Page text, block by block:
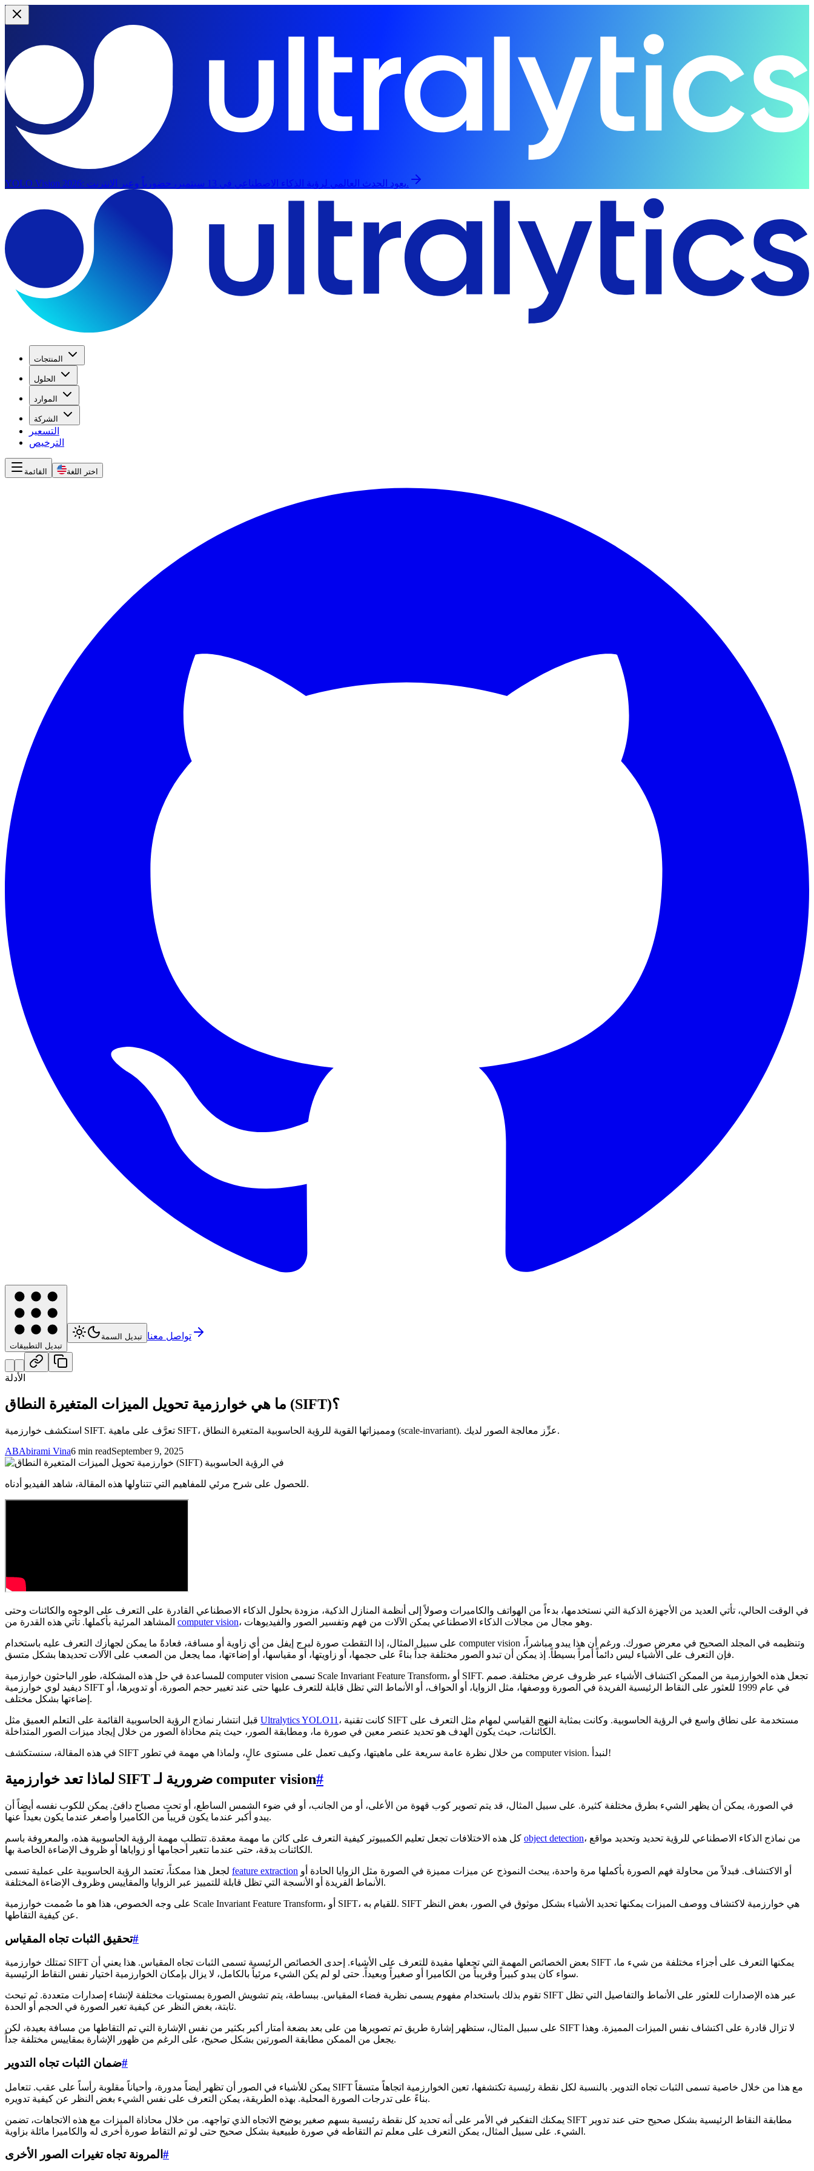
YOLO Vision 2026: يعود الحدث العالمي لرؤية الذكاء الاصطناعي في 13 سبتمبر، حضورياً وعبر الإنترنت.
المنتجات
الحلول
الموارد
الشركة
التسعير
الترخيص
القائمة اختر اللغة
تبديل التطبيقات
تبديل السمة تواصل معنا
الأدلة
ما هي خوارزمية تحويل الميزات المتغيرة النطاق (SIFT)؟
استكشف خوارزمية SIFT. تعرَّف على ماهية SIFT، ومميزاتها القوية للرؤية الحاسوبية المتغيرة النطاق (scale-invariant). عزِّز معالجة الصور لديك.
ABAbirami Vina6 min readSeptember 9, 2025
للحصول على شرح مرئي للمفاهيم التي تتناولها هذه المقالة، شاهد الفيديو أدناه.
في الوقت الحالي، تأتي العديد من الأجهزة الذكية التي نستخدمها، بدءاً من الهواتف والكاميرات وصولاً إلى أنظمة المنازل الذكية، مزودة بحلول الذكاء الاصطناعي القادرة على التعرف على الوجوه والكائنات وحتى
computer vision ، وهو مجال من مجالات الذكاء الاصطناعي يمكن الآلات من فهم وتفسير الصور والفيديوهات.
على سبيل المثال، إذا التقطت صورة لبرج إيفل من أي زاوية أو مسافة، فعادةً ما يمكن لجهازك التعرف عليه باستخدام computer vision وتنظيمه في المجلد الصحيح في معرض صورك. ورغم أن هذا يبدو مباشراً،
فإن التعرف على الأشياء ليس دائماً أمراً بسيطاً. إذ يمكن أن تبدو الصور مختلفة جداً بناءً على حجمها، أو زاويتها، أو مقياسها، أو إضاءتها، مما يجعل من الصعب على الآلات تحديدها بشكل متسق.
للمساعدة في حل هذه المشكلة، طور الباحثون خوارزمية computer vision تسمى Scale Invariant Feature Transform، أو SIFT. تجعل هذه الخوارزمية من الممكن اكتشاف الأشياء عبر ظروف عرض مختلفة. صمم
ديفيد لوي خوارزمية SIFT في عام 1999 للعثور على النقاط الرئيسية الفريدة في الصورة ووصفها، مثل الزوايا، أو الحواف، أو الأنماط التي تظل قابلة للتعرف عليها حتى عند تغيير حجم الصورة، أو تدويرها، أو
إضاءتها بشكل مختلف.
Ultralytics YOLO11 ، كانت تقنية SIFT مستخدمة على نطاق واسع في الرؤية الحاسوبية. وكانت بمثابة النهج القياسي لمهام مثل التعرف على
الكائنات، حيث يكون الهدف هو تحديد عنصر معين في صورة ما، ومطابقة الصور، حيث يتم محاذاة الصور من خلال إيجاد ميزات الصور المتداخلة.
في هذه المقالة، سنستكشف SIFT من خلال نظرة عامة سريعة على ماهيتها، وكيف تعمل على مستوى عالٍ، ولماذا هي مهمة في تطور computer vision. لنبدأ!
لماذا تعد خوارزمية SIFT ضرورية لـ computer vision#
في الصورة، يمكن أن يظهر الشيء بطرق مختلفة كثيرة. على سبيل المثال، قد يتم تصوير كوب قهوة من الأعلى، أو من الجانب، أو في ضوء الشمس الساطع، أو تحت مصباح دافئ. يمكن للكوب نفسه أيضاً أن
يبدو أكبر عندما يكون قريباً من الكاميرا وأصغر عندما يكون بعيداً عنها.
object detection، من نماذج الذكاء الاصطناعي للرؤية تحديد وتحديد مواقع
الكائنات بدقة، حتى عندما تتغير أحجامها أو زواياها أو ظروف الإضاءة الخاصة بها.
feature extraction
الأنماط الفريدة أو الأنسجة التي تظل قابلة للتمييز عبر الزوايا والمقاييس وظروف الإضاءة المختلفة.
على وجه الخصوص، هذا هو ما صُممت خوارزمية Scale Invariant Feature Transform، أو SIFT، للقيام به. SIFT هي خوارزمية لاكتشاف ووصف الميزات يمكنها تحديد الأشياء بشكل موثوق في الصور، بغض النظر
عن كيفية التقاطها.
تحقيق الثبات تجاه المقياس#
تمتلك خوارزمية SIFT بعض الخصائص المهمة التي تجعلها مفيدة للتعرف على الأشياء. إحدى الخصائص الرئيسية تسمى الثبات تجاه المقياس. هذا يعني أن SIFT يمكنها التعرف على أجزاء مختلفة من شيء ما،
سواء كان يبدو كبيراً وقريباً من الكاميرا أو صغيراً وبعيداً. حتى لو لم يكن الشيء مرئياً بالكامل، لا يزال بإمكان الخوارزمية اختيار نفس النقاط الرئيسية.
تقوم بذلك باستخدام مفهوم يسمى نظرية فضاء المقياس. ببساطة، يتم تشويش الصورة بمستويات مختلفة لإنشاء إصدارات متعددة. ثم تبحث SIFT عبر هذه الإصدارات للعثور على الأنماط والتفاصيل التي تظل
ثابتة، بغض النظر عن كيفية تغير الصورة في الحجم أو الحدة.
على سبيل المثال، ستظهر إشارة طريق تم تصويرها من على بعد بضعة أمتار أكبر بكثير من نفس الإشارة التي تم التقاطها من مسافة بعيدة، لكن SIFT لا تزال قادرة على اكتشاف نفس الميزات المميزة. وهذا
يجعل من الممكن مطابقة الصورتين بشكل صحيح، على الرغم من ظهور الإشارة بمقاييس مختلفة جداً.
ضمان الثبات تجاه التدوير#
يمكن للأشياء في الصور أن تظهر أيضاً مدورة، وأحياناً مقلوبة رأساً على عقب. تتعامل SIFT مع هذا من خلال خاصية تسمى الثبات تجاه التدوير. بالنسبة لكل نقطة رئيسية تكتشفها، تعين الخوارزمية اتجاهاً متسقاً
بناءً على تدرجات الصورة المحلية. بهذه الطريقة، يمكن التعرف على نفس الشيء بغض النظر عن كيفية تدويره.
يمكنك التفكير في الأمر على أنه تحديد كل نقطة رئيسية بسهم صغير يوضح الاتجاه الذي تواجهه. من خلال محاذاة الميزات مع هذه الاتجاهات، تضمن SIFT مطابقة النقاط الرئيسية بشكل صحيح حتى عند تدوير
الشيء. على سبيل المثال، يمكن التعرف على معلم تم التقاطه في صورة طبيعية بشكل صحيح حتى لو تم التقاط صورة أخرى له والكاميرا مائلة بزاوية.
المرونة تجاه تغيرات الصور الأخرى #